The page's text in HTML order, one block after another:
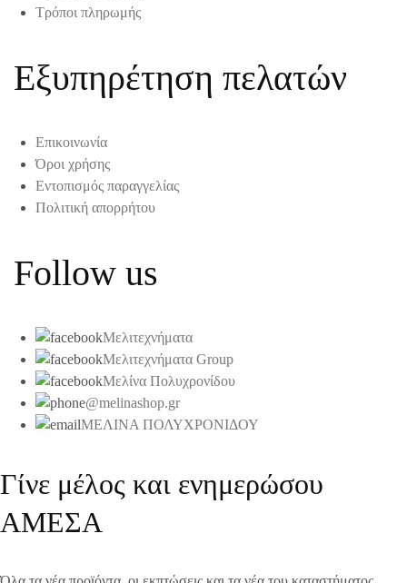
Τρόποι πληρωμής
Εξυπηρέτηση πελατών
Επικοινωνία
Όροι χρήσης
Εντοπισμός παραγγελίας
Πολιτική απορρήτου
Follow us
Μελιτεχνήματα
Μελιτεχνήματα Group
Μελίνα Πολυχρονίδου
@melinashop.gr
ΜΕΛΙΝΑ ΠΟΛΥΧΡΟΝΙΔΟΥ
Γίνε μέλος και ενημερώσου
ΑΜΕΣΑ